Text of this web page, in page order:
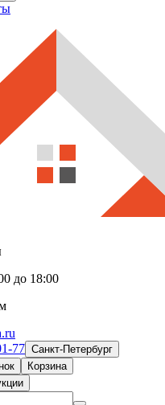
до 18:00
77 Санкт-Петербург
Корзина